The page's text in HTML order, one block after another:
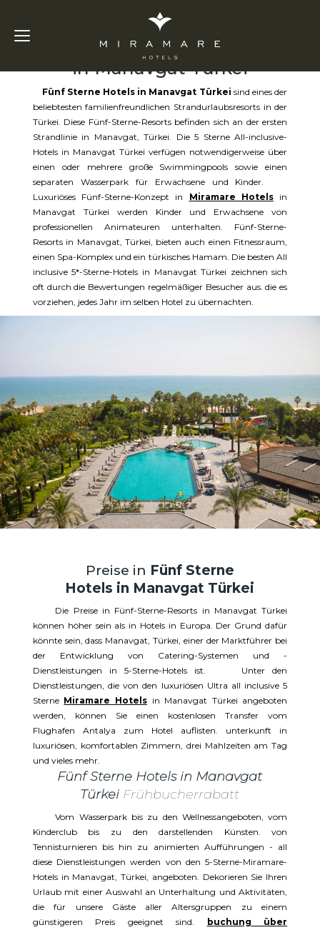
Fünf Sterne Hotels
in Manavgat Türkei
Fünf Sterne Hotels in Manavgat Türkei sind eines der
beliebtesten familienfreundlichen Strandurlaubsresorts in der
Türkei. Diese Fünf-Sterne-Resorts befinden sich an der ersten
Strandlinie in Manavgat, Türkei. Die 5 Sterne All-inclusive-
Hotels in Manavgat Türkei verfügen notwendigerweise über
einen oder mehrere große Swimmingpools sowie einen
separaten Wasserpark für Erwachsene und Kinder.
Luxuriöses Fünf-Sterne-Konzept in Miramare Hotelsin
Manavgat Türkei werden Kinder und Erwachsene von
professionellen Animateuren unterhalten. Fünf-Sterne-
Resorts in Manavgat, Türkei, bieten auch einen Fitnessraum,
einen Spa-Komplex und ein türkisches Hamam. Die besten All
inclusive 5*-Sterne-Hotels in Manavgat Türkei zeichnen sich
oft durch die Bewertungen regelmäßiger Besucher aus. die es
vorziehen, jedes Jahr im selben Hotel zu übernachten.
Preise in Fünf Sterne
Hotels in Manavgat Türkei
Die Preise in Fünf-Sterne-Resorts in Manavgat Türkei
können höher sein als in Hotels in Europa. Der Grund dafür
könnte sein, dass Manavgat, Türkei, einer der Marktführer bei
der Entwicklung von Catering-Systemen und -
Dienstleistungen in 5-Sterne-Hotels ist. Unter den
Dienstleistungen, die von den luxuriösen Ultra all inclusive 5
Sterne Miramare Hotelsin Manavgat Türkei angeboten
werden, können Sie einen kostenlosen Transfer vom
Flughafen Antalya zum Hotel auflisten. unterkunft in
luxuriösen, komfortablen Zimmern, drei Mahlzeiten am Tag
und vieles mehr.
Fünf Sterne Hotels in Manavgat
Türkei Frühbucherrabatt
Vom Wasserpark bis zu den Wellnessangeboten, vom
Kinderclub bis zu den darstellenden Künsten. von
Tennisturnieren bis hin zu animierten Aufführungen - all
diese Dienstleistungen werden von den 5-Sterne-Miramare-
Hotels in Manavgat, Türkei, angeboten. Dekorieren Sie Ihren
Urlaub mit einer Auswahl an Unterhaltung und Aktivitäten,
die für unsere Gäste aller Altersgruppen zu einem
günstigeren Preis geeignet sind.
buchung über